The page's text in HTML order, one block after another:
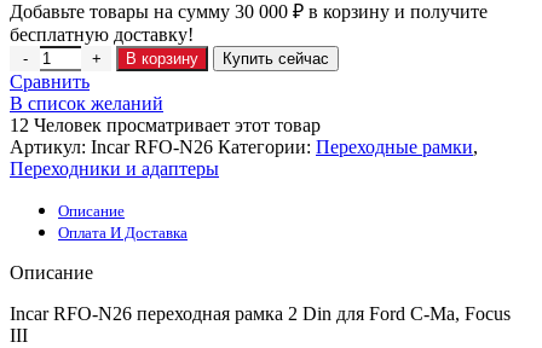
Добавьте товары на сумму 30 000 ₽ в корзину и получите
бесплатную доставку!
В корзину Купить сейчас
Сравнить
В список желаний
12 Человек просматривает этот товар
Артикул: Incar RFO-N26 Категории: Переходные рамки,
Переходники и адаптеры
Описание
Оплата И Доставка
Описание
Incar RFO-N26 переходная рамка 2 Din для Ford C-Ma, Focus
III